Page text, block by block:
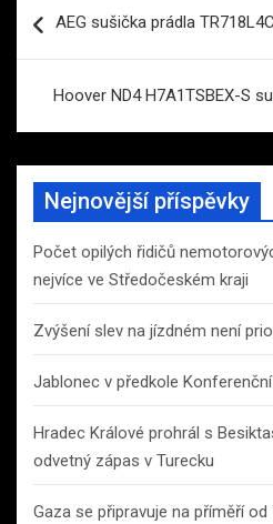
proAEG sušička prádla
Hoover ND4 H7A1TSBEX-S
Nejnovější příspěvky
Počet opilých řidičů
nejvíce ve Středočeském kraji
Zvýšení slev na jízdném není
Jablonec v předkole
Hradec Králové prohrál s
odvetný zápas v Turecku
Gaza se připravuje na příměří od